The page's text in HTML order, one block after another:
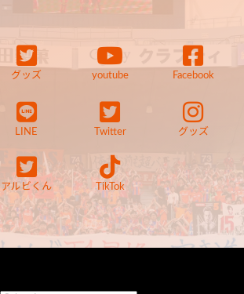
グッズ youtube Facebook
LINE Twitter グッズ
アルビくん TikTok